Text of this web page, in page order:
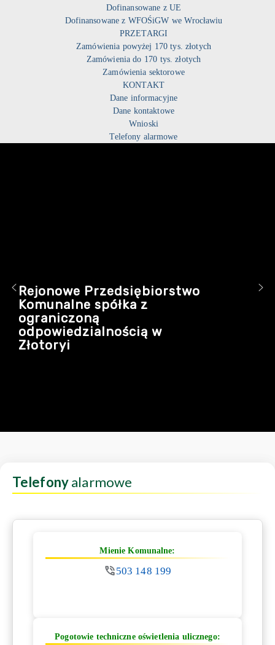
Dofinansowane z UE
Dofinansowane z WFOŚiGW we Wrocławiu
PRZETARGI
Zamówienia powyżej 170 tys. złotych
Zamówienia do 170 tys. złotych
Zamówienia sektorowe
KONTAKT
Dane informacyjne
Dane kontaktowe
Wnioski
Telefony alarmowe
Rejonowe Przedsiębiorstwo
Komunalne spółka z
ograniczoną
odpowiedzialnością w
Złotoryi
Telefonyalarmowe
Mienie Komunalne:
503 148 199
Pogotowie techniczne oświetlenia ulicznego: